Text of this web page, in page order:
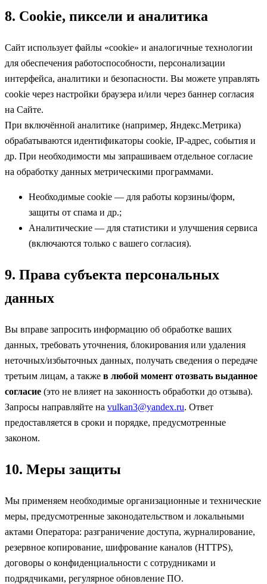
8. Cookie, пиксели и аналитика
Сайт использует файлы «cookie» и аналогичные технологии
для обеспечения работоспособности, персонализации
интерфейса, аналитики и безопасности. Вы можете управлять
cookie через настройки браузера и/или через баннер согласия
на Сайте.
При включённой аналитике (например, Яндекс.Метрика)
обрабатываются идентификаторы cookie, IP-адрес, события и
др. При необходимости мы запрашиваем отдельное согласие
на обработку данных метрическими программами.
Необходимые cookie — для работы корзины/форм,
защиты от спама и др.;
Аналитические — для статистики и улучшения сервиса
(включаются только с вашего согласия).
9. Права субъекта персональных
данных
Вы вправе запросить информацию об обработке ваших
данных, требовать уточнения, блокирования или удаления
неточных/избыточных данных, получать сведения о передаче
третьим лицам, а также в любой момент отозвать выданное
согласие (это не влияет на законность обработки до отзыва).
Запросы направляйте на vulkan3@yandex.ru. Ответ
предоставляется в сроки и порядке, предусмотренные
законом.
10. Меры защиты
Мы применяем необходимые организационные и технические
меры, предусмотренные законодательством и локальными
актами Оператора: разграничение доступа, журналирование,
резервное копирование, шифрование каналов (HTTPS),
договоры о конфиденциальности с сотрудниками и
подрядчиками, регулярное обновление ПО.